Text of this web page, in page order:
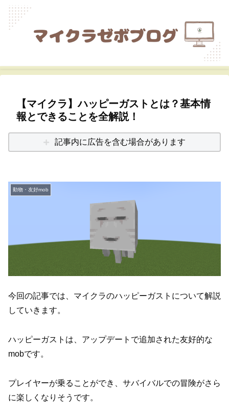
【マイクラ】ハッピーガストとは？基本情
報とできることを全解説！
記事内に広告を含む場合があります
動物・友好mob
今回の記事では、マイクラのハッピーガストについて解説
していきます。
ハッピーガストは、アップデートで追加された友好的な
mobです。
プレイヤーが乗ることができ、サバイバルでの冒険がさら
に楽しくなりそうです。